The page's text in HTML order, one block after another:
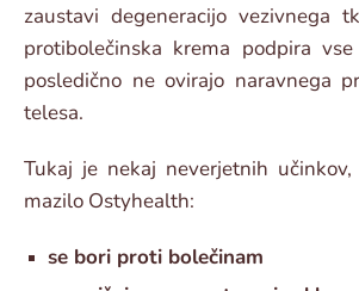
zaustavi degeneracijo vezivnega
protibolečinska krema podpira
posledično ne ovirajo naravnega
telesa.
Tukaj je nekaj neverjetnih
mazilo Ostyhealth:
se bori proti bolečinam